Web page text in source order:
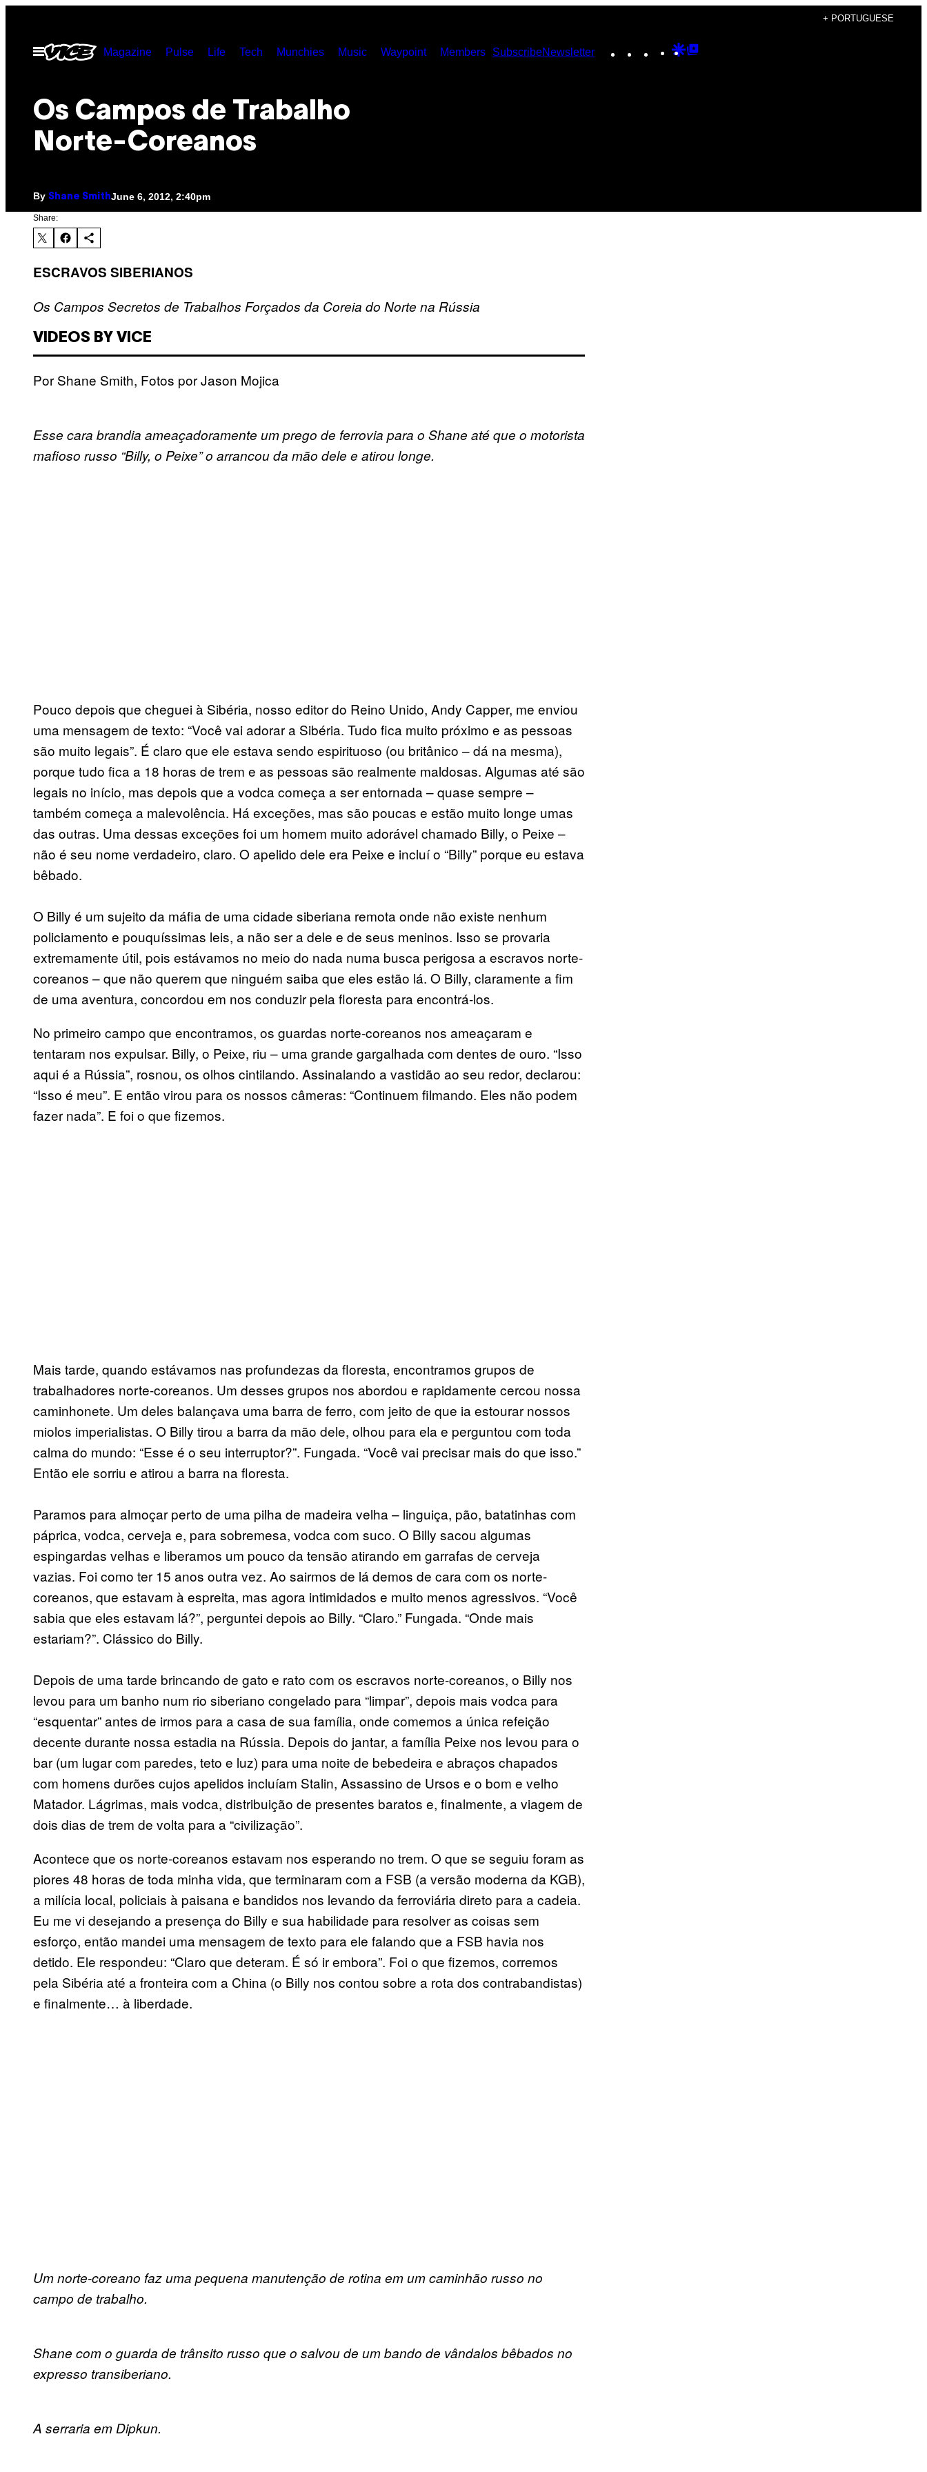
content
+ PORTUGUESE
Open
Menu
Magazine Pulse Life Tech Munchies Music Waypoint Members SubscribeNewsletter Instagram
TikTokYouTube
Google
Os Campos de Trabalho
Norte-Coreanos
By Shane SmithJune 6, 2012, 2:40pm
Share:
ESCRAVOS SIBERIANOS
Os Campos Secretos de Trabalhos Forçados da Coreia do Norte na Rússia
VIDEOS BY VICE
Por Shane Smith, Fotos por Jason Mojica
Esse cara brandia ameaçadoramente um prego de ferrovia para o Shane até que o motorista
mafioso russo “Billy, o Peixe” o arrancou da mão dele e atirou longe.
Pouco depois que cheguei à Sibéria, nosso editor do Reino Unido, Andy Capper, me enviou
uma mensagem de texto: “Você vai adorar a Sibéria. Tudo fica muito próximo e as pessoas
são muito legais”. É claro que ele estava sendo espirituoso (ou britânico – dá na mesma),
porque tudo fica a 18 horas de trem e as pessoas são realmente maldosas. Algumas até são
legais no início, mas depois que a vodca começa a ser entornada – quase sempre –
também começa a malevolência. Há exceções, mas são poucas e estão muito longe umas
das outras. Uma dessas exceções foi um homem muito adorável chamado Billy, o Peixe –
não é seu nome verdadeiro, claro. O apelido dele era Peixe e incluí o “Billy” porque eu estava
bêbado.
O Billy é um sujeito da máfia de uma cidade siberiana remota onde não existe nenhum
policiamento e pouquíssimas leis, a não ser a dele e de seus meninos. Isso se provaria
extremamente útil, pois estávamos no meio do nada numa busca perigosa a escravos norte-
coreanos – que não querem que ninguém saiba que eles estão lá. O Billy, claramente a fim
de uma aventura, concordou em nos conduzir pela floresta para encontrá-los.
No primeiro campo que encontramos, os guardas norte-coreanos nos ameaçaram e
tentaram nos expulsar. Billy, o Peixe, riu – uma grande gargalhada com dentes de ouro. “Isso
aqui é a Rússia”, rosnou, os olhos cintilando. Assinalando a vastidão ao seu redor, declarou:
“Isso é meu”. E então virou para os nossos câmeras: “Continuem filmando. Eles não podem
fazer nada”. E foi o que fizemos.
Mais tarde, quando estávamos nas profundezas da floresta, encontramos grupos de
trabalhadores norte-coreanos. Um desses grupos nos abordou e rapidamente cercou nossa
caminhonete. Um deles balançava uma barra de ferro, com jeito de que ia estourar nossos
miolos imperialistas. O Billy tirou a barra da mão dele, olhou para ela e perguntou com toda
calma do mundo: “Esse é o seu interruptor?”. Fungada. “Você vai precisar mais do que isso.”
Então ele sorriu e atirou a barra na floresta.
Paramos para almoçar perto de uma pilha de madeira velha – linguiça, pão, batatinhas com
páprica, vodca, cerveja e, para sobremesa, vodca com suco. O Billy sacou algumas
espingardas velhas e liberamos um pouco da tensão atirando em garrafas de cerveja
vazias. Foi como ter 15 anos outra vez. Ao sairmos de lá demos de cara com os norte-
coreanos, que estavam à espreita, mas agora intimidados e muito menos agressivos. “Você
sabia que eles estavam lá?”, perguntei depois ao Billy. “Claro.” Fungada. “Onde mais
estariam?”. Clássico do Billy.
Depois de uma tarde brincando de gato e rato com os escravos norte-coreanos, o Billy nos
levou para um banho num rio siberiano congelado para “limpar”, depois mais vodca para
“esquentar” antes de irmos para a casa de sua família, onde comemos a única refeição
decente durante nossa estadia na Rússia. Depois do jantar, a família Peixe nos levou para o
bar (um lugar com paredes, teto e luz) para uma noite de bebedeira e abraços chapados
com homens durões cujos apelidos incluíam Stalin, Assassino de Ursos e o bom e velho
Matador. Lágrimas, mais vodca, distribuição de presentes baratos e, finalmente, a viagem de
dois dias de trem de volta para a “civilização”.
Acontece que os norte-coreanos estavam nos esperando no trem. O que se seguiu foram as
piores 48 horas de toda minha vida, que terminaram com a FSB (a versão moderna da KGB),
a milícia local, policiais à paisana e bandidos nos levando da ferroviária direto para a cadeia.
Eu me vi desejando a presença do Billy e sua habilidade para resolver as coisas sem
esforço, então mandei uma mensagem de texto para ele falando que a FSB havia nos
detido. Ele respondeu: “Claro que deteram. É só ir embora”. Foi o que fizemos, corremos
pela Sibéria até a fronteira com a China (o Billy nos contou sobre a rota dos contrabandistas)
e finalmente… à liberdade.
Um norte-coreano faz uma pequena manutenção de rotina em um caminhão russo no
campo de trabalho.
Shane com o guarda de trânsito russo que o salvou de um bando de vândalos bêbados no
expresso transiberiano.
A serraria em Dipkun.